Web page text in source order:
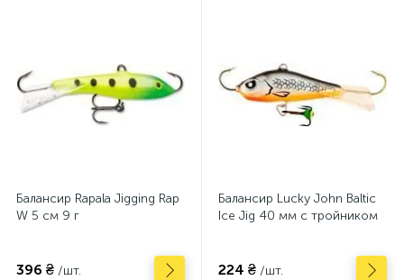
Балансир Rapala Jigging Rap
W 5 см 9 г
396 ₴ /шт.
Балансир Lucky John Baltic
Ice Jig 40 мм с тройником
224 ₴ /шт.